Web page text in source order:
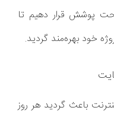
تحت پوشش قرار دهیم تا
خود بهره‌مند گردید.
باعث گردید هر روز